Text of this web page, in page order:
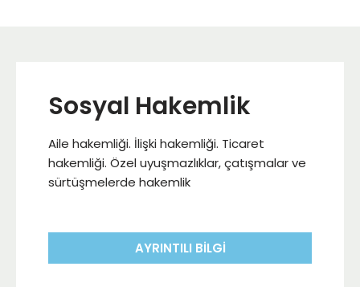
Sosyal Hakemlik
Aile hakemliği. İlişki hakemliği. Ticaret
hakemliği. Özel uyuşmazlıklar, çatışmalar ve
sürtüşmelerde hakemlik
AYRINTILI BILGI